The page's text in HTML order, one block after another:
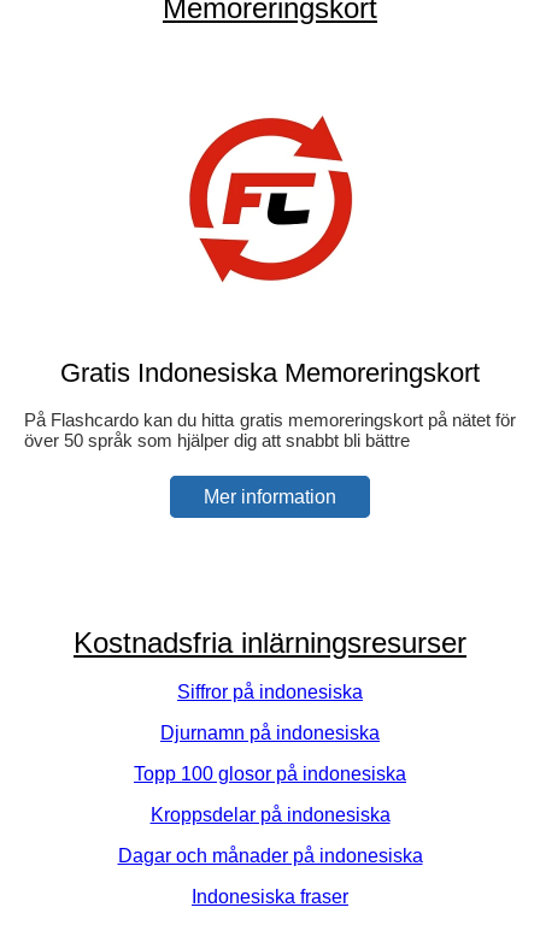
Memoreringskort
Gratis Indonesiska Memoreringskort
På Flashcardo kan du hitta gratis memoreringskort på nätet för
över 50 språk som hjälper dig att snabbt bli bättre
Mer information
Kostnadsfria inlärningsresurser
Siffror på indonesiska
Djurnamn på indonesiska
Topp 100 glosor på indonesiska
Kroppsdelar på indonesiska
Dagar och månader på indonesiska
Indonesiska fraser